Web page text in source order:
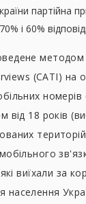
партійна
і 60%
(CATI) на
від 18 років
виїхали за
населення